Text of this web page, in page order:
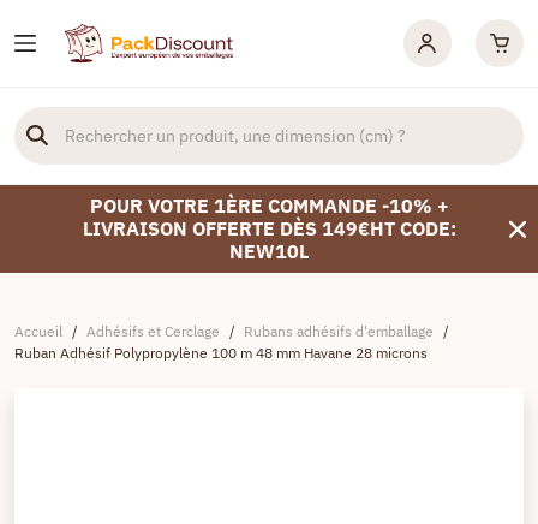
POUR VOTRE 1ÈRE COMMANDE -10% +
LIVRAISON OFFERTE DÈS 149€HT CODE:
NEW10L
Accueil / Adhésifs et Cerclage / Rubans adhésifs d'emballage /
Ruban Adhésif Polypropylène 100 m 48 mm Havane 28 microns